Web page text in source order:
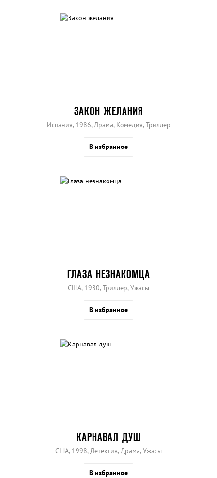
ЗАКОН ЖЕЛАНИЯ
Испания, 1986, Драма, Комедия, Триллер
В избранное
ГЛАЗА НЕЗНАКОМЦА
США, 1980, Триллер, Ужасы
В избранное
КАРНАВАЛ ДУШ
США, 1998, Детектив, Драма, Ужасы
В избранное